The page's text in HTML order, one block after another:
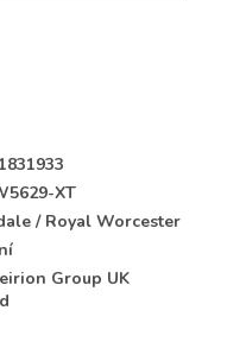
XT
/ Royal Worcester
Group UK